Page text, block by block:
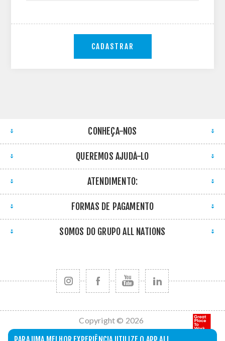
CADASTRAR
CONHEÇA-NOS
QUEREMOS AJUDÁ-LO
ATENDIMENTO:
FORMAS DE PAGAMENTO
SOMOS DO GRUPO ALL NATIONS
Copyright © 2026
All Nations. Todos